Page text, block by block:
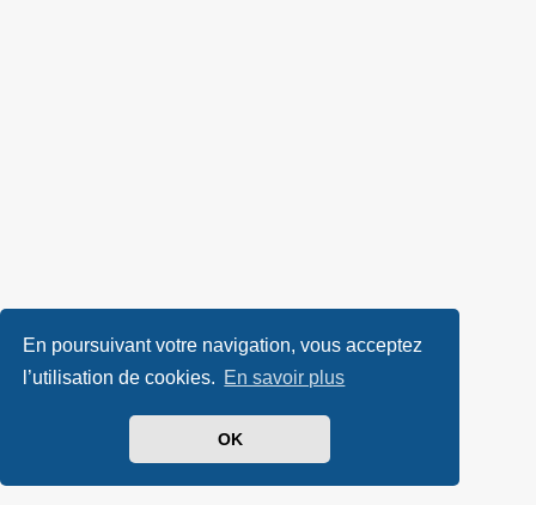
En poursuivant votre navigation, vous acceptez
l’utilisation de cookies. En savoir plus
OK